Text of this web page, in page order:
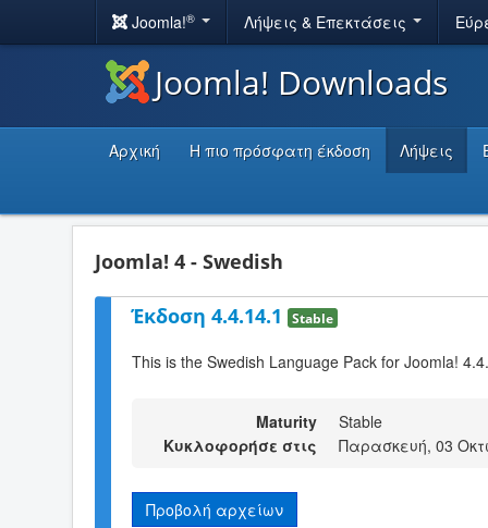
Joomla!® Λήψεις & Επεκτάσεις
Joomla! Downloads
Αρχική Η πιο πρόσφατη έκδοση Λήψεις
Joomla! 4 - Swedish
Έκδοση 4.4.14.1 Stable
This is the Swedish Language Pack for Joomla!
Maturity
Stable
Κυκλοφορήσε στις
Παρασκευή, 03
Προβολή αρχείων